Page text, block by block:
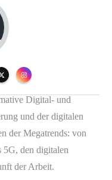
Digital- und
und der digitalen
der Megatrends: von
den digitalen
der Arbeit.